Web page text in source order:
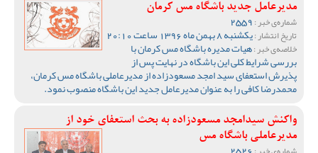
مدیرعامل جدید باشگاه مس کرمان
شماره‌ی خبر :
تاریخ انتشار :یکشنبه 8 بهمن ماه 1396 ساعت 20:10
خلاصه‌ی خبر :هیات مدیره باشگاه مس کرمان با
بررسی شرایط کلی این باشگاه در نهایت پس از
پذیرش استعفای سید امجد مسعودزاده از مدیرعاملی باشگاه مس کرمان،
محمدرضا کافی را به عنوان مدیرعامل جدید این باشگاه منصوب نمود.
واکنش سیدامجد مسعودزاده به بحث استعفای خود از
مدیرعاملی باشگاه مس